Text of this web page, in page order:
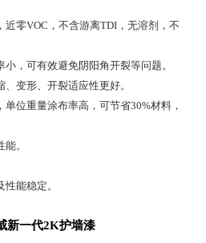
近零VOC，不含游离TDI，无溶剂，不
，可有效避免阴阳角开裂等问题。
变形、开裂适应性更好。
位重量涂布率高，可节省30%材料，
。
能稳定。
新一代2K护墙漆